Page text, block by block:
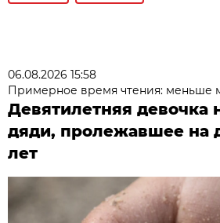
06.08.2026 15:58
Примерное время чтения: меньше
Девятилетняя девочка
дяди, пролежавшее на
лет